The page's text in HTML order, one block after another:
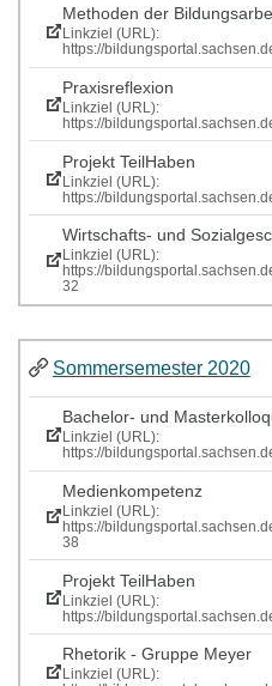
Methoden der
Linkziel (URL):
https://
Praxisreflexion
Linkziel (URL):
https://
Projekt TeilHaben
Linkziel (URL):
https://
Wirtschafts- und
Linkziel (URL):
https://
32
Sommersemester 2020
Bachelor- und
Linkziel (URL):
https://
Medienkompetenz
Linkziel (URL):
https://
38
Projekt TeilHaben
Linkziel (URL):
https://
Rhetorik - Gruppe Meyer
Linkziel (URL):